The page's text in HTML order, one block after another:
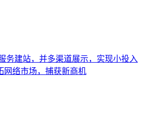
务建站，并多渠道展示，实现小投入
网络市场，捕获新商机